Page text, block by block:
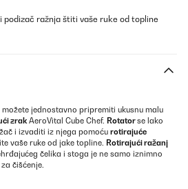
podizač ražnja štiti vaše ruke od topline
možete jednostavno pripremiti ukusnu malu
zrakAeroVital Cube Chef. Rotatorse lako
i izvaditi iz njega pomoću rotirajuće
vaše ruke od jake topline. Rotirajući ražanj
čelika i stoga je ne samo iznimno
čišćenje.